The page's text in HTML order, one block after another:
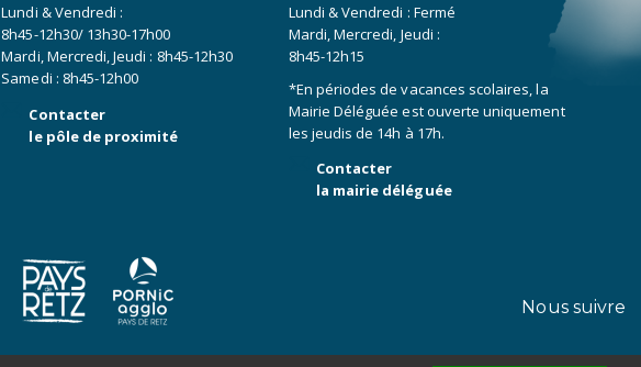
Lundi & Vendredi :
8h45-12h30/ 13h30-17h00
Mardi, Mercredi, Jeudi : 8h45-12h30
Samedi : 8h45-12h00
Contacter
le pôle de proximité
Lundi & Vendredi : Fermé
Mardi, Mercredi, Jeudi :
8h45-12h15
*En périodes de vacances scolaires, la
Mairie Déléguée est ouverte uniquement
les jeudis de 14h à 17h.
Contacter
la mairie déléguée
Nous suivre